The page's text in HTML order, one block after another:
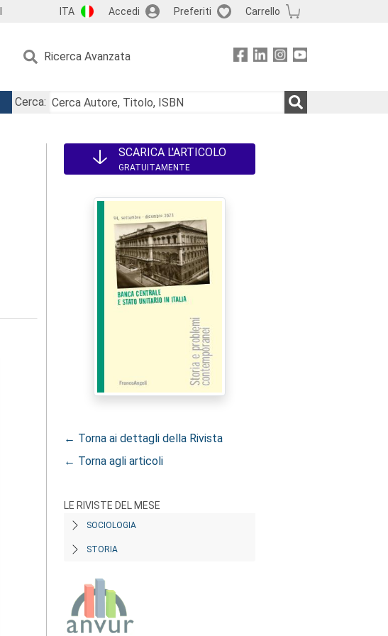
ITA Accedi Preferiti Carrello
Ricerca Avanzata
Cerca:
SCARICA L'ARTICOLO
GRATUITAMENTE
← Torna ai dettagli della Rivista
← Torna agli articoli
LE RIVISTE DEL MESE
SOCIOLOGIA
STORIA